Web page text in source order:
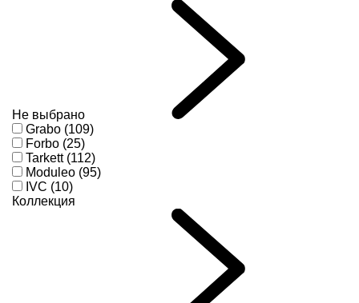
Не выбрано
Grabo (109)
Forbo (25)
Tarkett (112)
Moduleo (95)
IVC (10)
Коллекция